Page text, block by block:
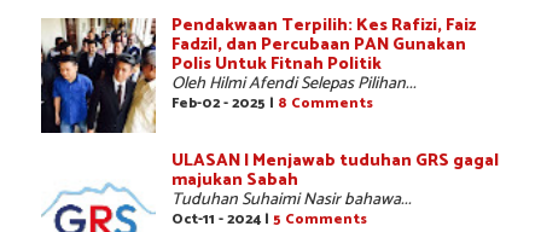
Pendakwaan Terpilih: Kes Rafizi, Faiz
Fadzil, dan Percubaan PAN Gunakan
Polis Untuk Fitnah Politik
Oleh Hilmi Afendi Selepas Pilihan...
Feb-02 - 2025 | 8 Comments
ULASAN | Menjawab tuduhan GRS gagal
majukan Sabah
Tuduhan Suhaimi Nasir bahawa...
Oct-11 - 2024 | 5 Comments